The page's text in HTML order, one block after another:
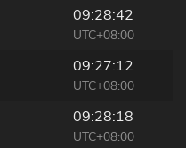
09:28:42
UTC+08:00
09:27:12
UTC+08:00
09:28:18
UTC+08:00